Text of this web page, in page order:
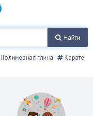
Найти
Полимерная глина
Карате